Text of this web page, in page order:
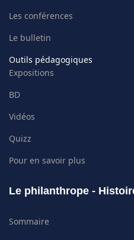
Les conférences
Le bulletin
Outils pédagogiques
Expositions
BD
Vidéos
Quizz
Pour en savoir plus
Le philanthrope -
Sommaire